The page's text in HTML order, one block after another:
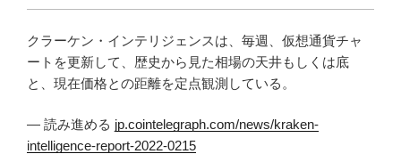
クラーケン・インテリジェンスは、毎週、仮想通貨チャ
ートを更新して、歴史から見た相場の天井もしくは底
と、現在価格との距離を定点観測している。
— 読み進める jp.cointelegraph.com/news/kraken-
intelligence-report-2022-0215